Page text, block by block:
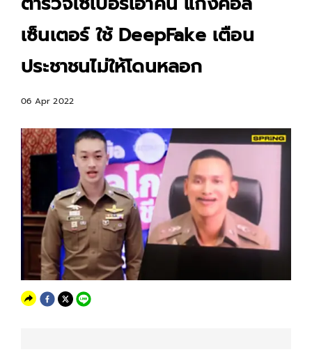
เซ็นเตอร์ ใช้ DeepFake เตือน
ประชาชนไม่ให้โดนหลอก
06 Apr 2022